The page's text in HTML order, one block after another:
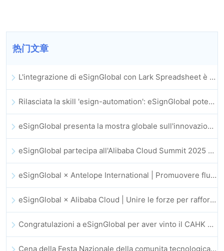
热门文章
L'integrazione di eSignGlobal con Lark Spreadsheet è ufficialmente online: firma e archiviazione automatica completa dei contratti elettronici
Rilasciata la skill 'esign-automation': eSignGlobal potenzia OpenClaw con firme elettroniche automatizzate
eSignGlobal presenta la mostra globale sull'innovazione GIS 2025
eSignGlobal partecipa all'Alibaba Cloud Summit 2025 di Hong Kong, promuovendo l'innovazione cloud guidata dall'IA e la fiducia digitale
eSignGlobal × Antelope International | Promuovere flussi di lavoro digitali sicuri e guidati dall’IA
eSignGlobal × Alibaba Cloud | Unire le forze per rafforzare la fiducia digitale globale nel fintech
Congratulazioni a eSignGlobal per aver vinto il CAHK STAR Award 2025!
Cena della Festa Nazionale della comunita tecnologica e dell’innovazione di Hong Kong